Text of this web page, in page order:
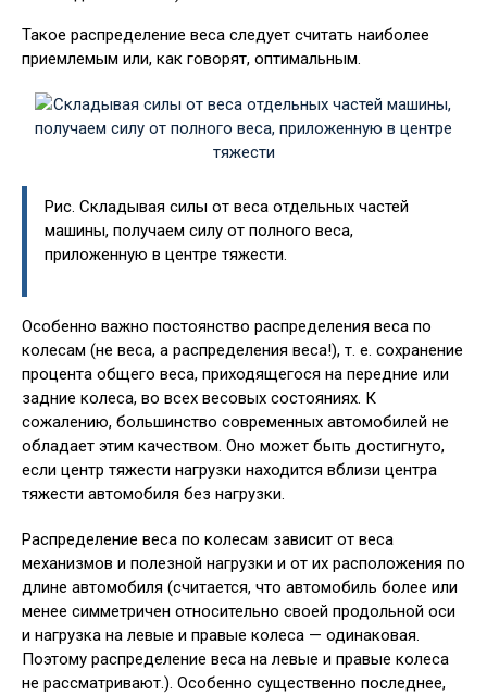
Такое распределение веса следует считать наиболее
приемлемым или, как говорят, оптимальным.
Рис. Складывая силы от веса отдельных частей
машины, получаем силу от полного веса,
приложенную в центре тяжести.
Особенно важно постоянство распределения веса по
колесам (не веса, а распределения веса!), т. е. сохранение
процента общего веса, приходящегося на передние или
задние колеса, во всех весовых состояниях. К
сожалению, большинство современных автомобилей не
обладает этим качеством. Оно может быть достигнуто,
если центр тяжести нагрузки находится вблизи центра
тяжести автомобиля без нагрузки.
Распределение веса по колесам зависит от веса
механизмов и полезной нагрузки и от их расположения по
длине автомобиля (считается, что автомобиль более или
менее симметричен относительно своей продольной оси
и нагрузка на левые и правые колеса — одинаковая.
Поэтому распределение веса на левые и правые колеса
не рассматривают.). Особенно существенно последнее,